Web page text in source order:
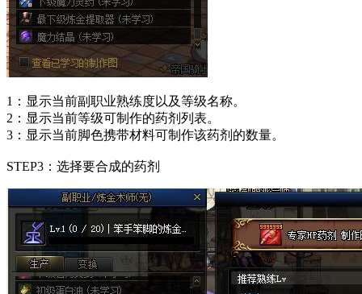
1：显示当前副职业熟练度以及等级名称。
2：显示当前等级可制作的药剂列表。
3：显示当前脚色携带材料可制作该药剂的数量。
STEP3：选择要合成的药剂